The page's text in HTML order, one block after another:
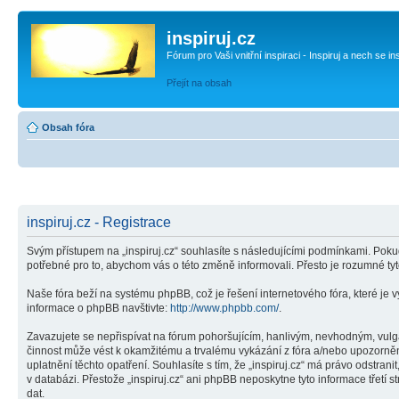
inspiruj.cz
Fórum pro Vaši vnitřní inspiraci - Inspiruj a nech se
Přejít na obsah
Obsah fóra
inspiruj.cz - Registrace
Svým přístupem na „inspiruj.cz“ souhlasíte s následujícími podmínkami.
potřebné pro to, abychom vás o této změně informovali. Přesto je rozumné
Naše fóra beží na systému phpBB, což je řešení internetového fóra, které je
informace o phpBB navštivte: http://www.phpbb.com/.
Zavazujete se nepřispívat na fórum pohoršujícím, hanlivým, nevhodným,
činnost může vést k okamžitému a trvalému vykázání z fóra a/nebo
uplatnění těchto opatření. Souhlasíte s tím, že „inspiruj.cz“ má právo
v databázi. Přestože „inspiruj.cz“ ani phpBB neposkytne tyto informace
dat.